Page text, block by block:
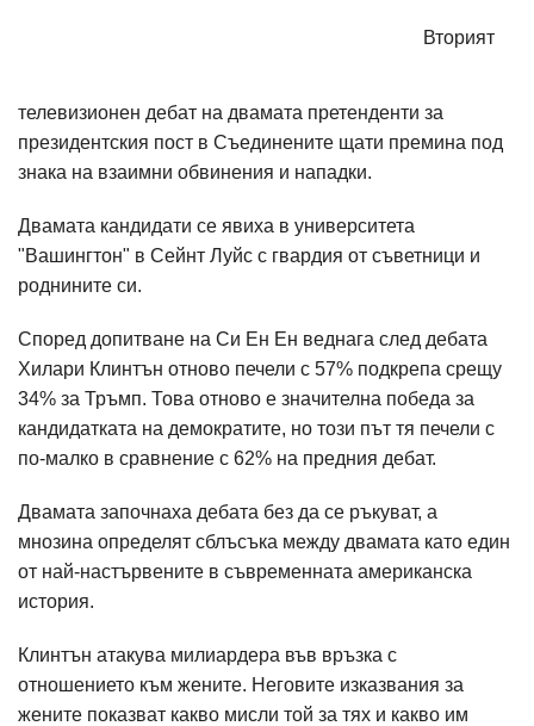
Вторият
телевизионен дебат на двамата претенденти за
президентския пост в Съединените щати премина под
знака на взаимни обвинения и нападки.
Двамата кандидати се явиха в университета
"Вашингтон" в Сейнт Луйс с гвардия от съветници и
роднините си.
Според допитване на Си Ен Ен веднага след дебата
Хилари Клинтън отново печели с 57% подкрепа срещу
34% за Тръмп. Това отново е значителна победа за
кандидатката на демократите, но този път тя печели с
по-малко в сравнение с 62% на предния дебат.
Двамата започнаха дебата без да се ръкуват, а
мнозина определят сблъсъка между двамата като един
от най-настървените в съвременната американска
история.
Клинтън атакува милиардера във връзка с
отношението към жените. Неговите изказвания за
жените показват какво мисли той за тях и какво им